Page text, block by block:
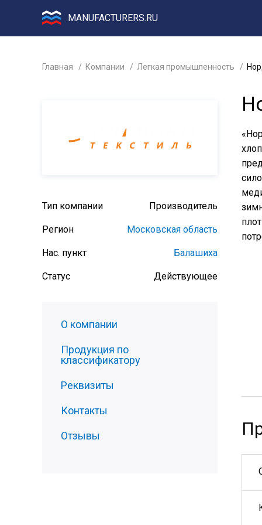
MANUFACTURERS.RU
Главная Компании Легкая промышленность
Тип компании Производитель
Регион Московская область
Нас. пункт Балашиха
Статус Действующее
О компании
Продукция по
классификатору
Реквизиты
Контакты
Отзывы